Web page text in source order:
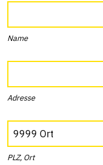
Name
Adresse
PLZ, Ort